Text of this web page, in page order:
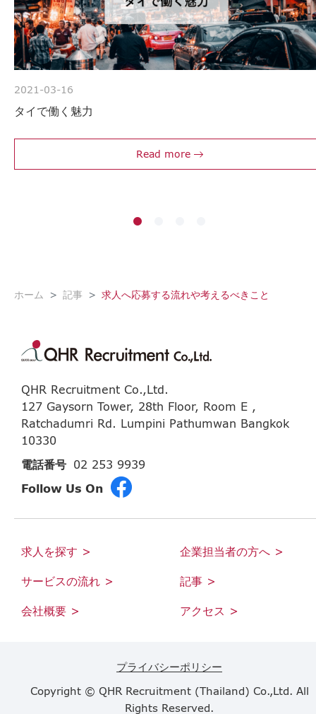
2021-03-16
タイで働く魅力
Read more
ホーム 記事 求人へ応募する流れや考えるべきこと
QHR Recruitment Co.,Ltd.
127 Gaysorn Tower, 28th Floor, Room E ,
Ratchadumri Rd. Lumpini Pathumwan Bangkok
10330
電話番号 02 253 9939
Follow Us On
求人を探す > 企業担当者の方へ >
サービスの流れ > 記事 >
会社概要 > アクセス >
プライバシーポリシー
Copyright © QHR Recruitment (Thailand) Co.,Ltd. All
Rights Reserved.